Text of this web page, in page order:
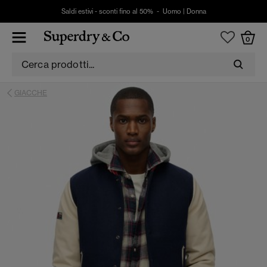
Saldi estivi - sconti fino al 50% - Uomo Donna
0
GIACCHE